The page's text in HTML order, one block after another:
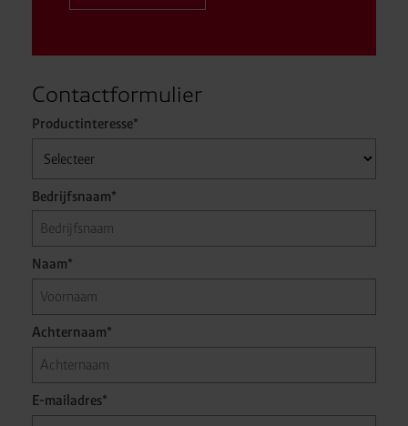
Contactformulier
Productinteresse*
Bedrijfsnaam*
Naam*
Achternaam*
E-mailadres*